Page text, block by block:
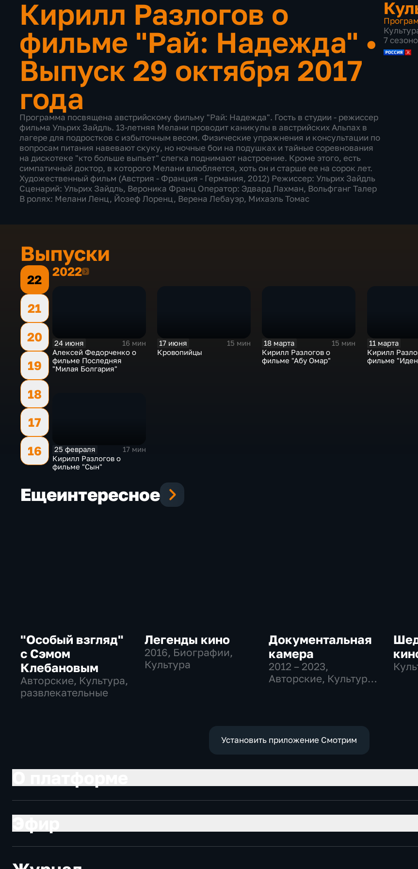
Кирилл Разлогов о
фильме "Рай: Надежда" •
Выпуск 29 октября 2017
года
Программа посвящена австрийскому фильму "Рай: Надежда". Гость в студии - режиссер
фильма Ульрих Зайдль. 13-летняя Мелани проводит каникулы в австрийских Альпах в
лагере для подростков с избыточным весом. Физические упражнения и консультации по
вопросам питания навевают скуку, но ночные бои на подушках и тайные соревнования
на дискотеке "кто больше выпьет" слегка поднимают настроение. Кроме этого, есть
симпатичный доктор, в которого Мелани влюбляется, хоть он и старше ее на сорок лет.
Художественный фильм (Австрия - Франция - Германия, 2012) Режиссер: Ульрих Зайдль
Сценарий: Ульрих Зайдль, Вероника Франц Оператор: Эдвард Лахман, Вольфганг Талер
В ролях: Мелани Ленц, Йозеф Лоренц, Верена Лебауэр, Михаэль Томас
7
Выпуски
22
21
20
19
18
17
16
20222022
24 июня
16 мин
Алексей Федорченко о
фильме Последняя
"Милая Болгария"
17 июня
15 мин
Кровопийцы
18 марта
15 мин
Кирилл Разлогов о
фильме "Абу Омар"
11 марта
Кирилл
фильме
25 февраля
17 мин
Кирилл Разлогов о
фильме "Сын"
Ещеинтересное
"Особый взгляд"
с Сэмом
Клебановым
Авторские, Культура,
развлекательные
Легенды кино
2016, Биографии,
Культура
Документальная
камера
2012 – 2023,
Авторские, Культура,
Установить приложение Смотрим